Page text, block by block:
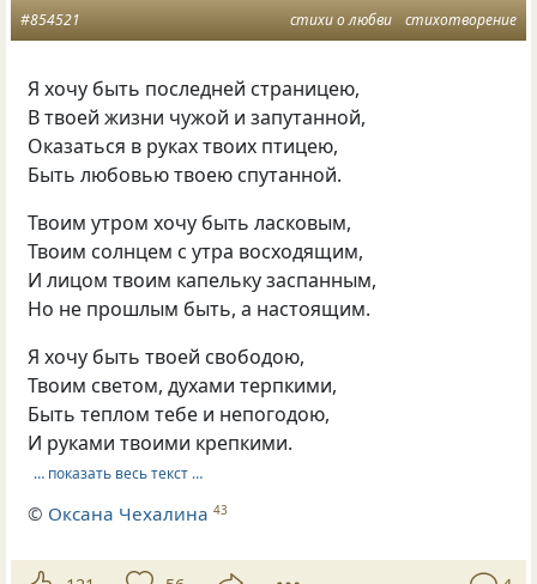
стихи о любви стихотворение
#854521
Я хочу быть последней страницею,
В твоей жизни чужой и запутанной,
Оказаться в руках твоих птицею,
Быть любовью твоею спутанной.
Твоим утром хочу быть ласковым,
Твоим солнцем с утра восходящим,
И лицом твоим капельку заспанным,
Но не прошлым быть, а настоящим.
Я хочу быть твоей свободою,
Твоим светом, духами терпкими,
Быть теплом тебе и непогодою,
И руками твоими крепкими.
… показать весь текст …
© Оксана Чехалина 43